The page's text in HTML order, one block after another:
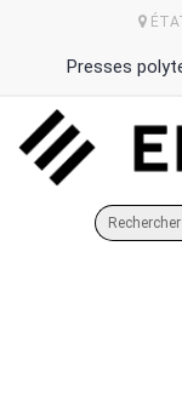
Presses